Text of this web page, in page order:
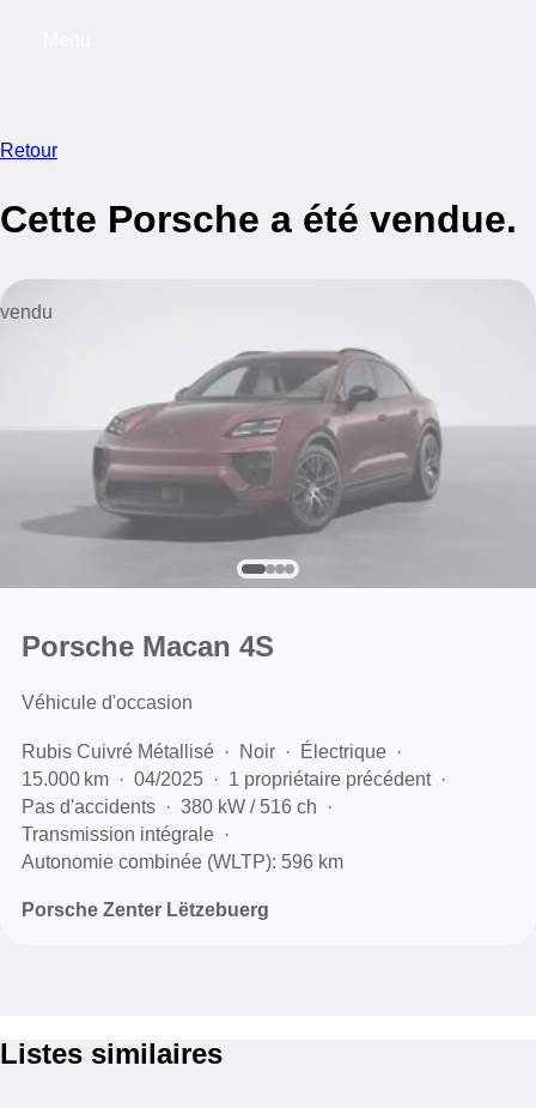
Retour
Cette Porsche a été vendue.
vendu
Porsche Macan 4S
Véhicule d'occasion
Rubis Cuivré Métallisé Noir
Électrique
15.000 km
04/2025
1 propriétaire précédent
Pas d'accidents
380 kW / 516 ch
Transmission intégrale
Autonomie combinée (WLTP): 596 km
Porsche Zenter Lëtzebuerg
Listes similaires